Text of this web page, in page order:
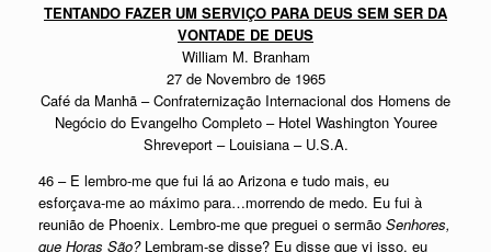
TENTANDO FAZER UM SERVIÇO PARA DEUS SEM SER DA
VONTADE DE DEUS
William M. Branham
27 de Novembro de 1965
Café da Manhã – Confraternização Internacional dos Homens de
Negócio do Evangelho Completo – Hotel Washington Youree
Shreveport – Louisiana – U.S.A.
46 – E lembro-me que fui lá ao Arizona e tudo mais, eu
esforçava-me ao máximo para…morrendo de medo. Eu fui à
reunião de Phoenix. Lembro-me que preguei o sermão Senhores,
que Horas São? Lembram-se disse? Eu disse que vi isso, eu